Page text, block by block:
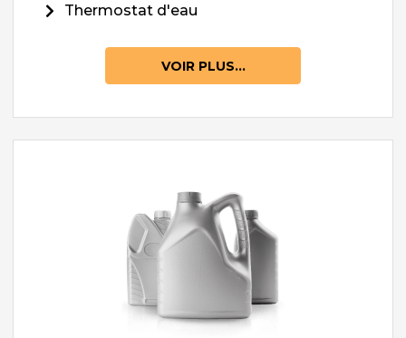
Thermostat d'eau
VOIR PLUS...